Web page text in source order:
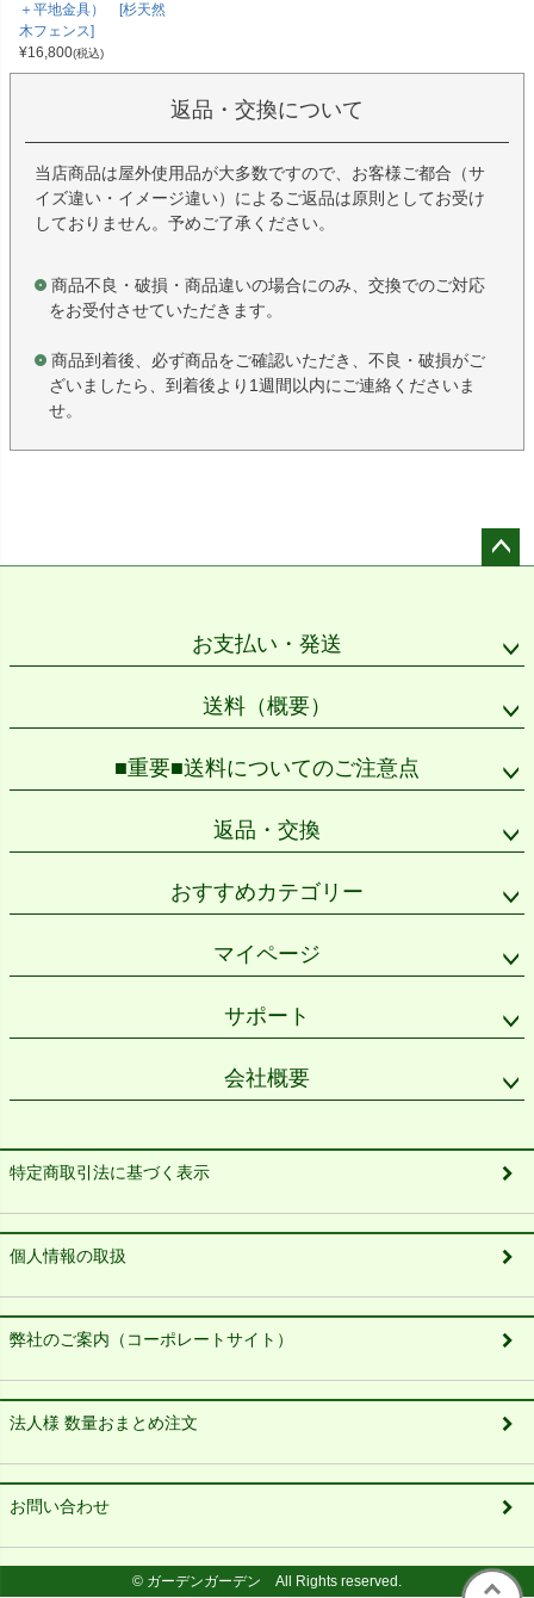
＋平地金具） [杉天然
木フェンス]
¥16,800(税込)
返品・交換について
当店商品は屋外使用品が大多数ですので、お客様ご都合（サ
イズ違い・イメージ違い）によるご返品は原則としてお受け
しておりません。予めご了承ください。
商品不良・破損・商品違いの場合にのみ、交換でのご対応
をお受付させていただきます。
商品到着後、必ず商品をご確認いただき、不良・破損がご
ざいましたら、到着後より1週間以内にご連絡くださいま
せ。
お支払い・発送
送料（概要）
■重要■送料についてのご注意点
返品・交換
おすすめカテゴリー
マイページ
サポート
会社概要
特定商取引法に基づく表示
個人情報の取扱
弊社のご案内（コーポレートサイト）
法人様 数量おまとめ注文
お問い合わせ
© ガーデンガーデン All Rights reserved.